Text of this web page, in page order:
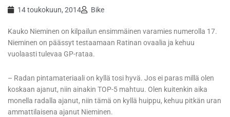
14 toukokuun, 2014 Bike
Kauko Nieminen on kilpailun ensimmäinen varamies numerolla 17.
Nieminen on päässyt testaamaan Ratinan ovaalia ja kehuu
vuolaasti tulevaa GP-rataa.
– Radan pintamateriaali on kyllä tosi hyvä. Jos ei paras millä olen
koskaan ajanut, niin ainakin TOP-5 mahtuu. Olen kuitenkin aika
monella radalla ajanut, niin tämä on kyllä huippu, kehuu pitkän uran
ammattilaisena ajanut Nieminen.